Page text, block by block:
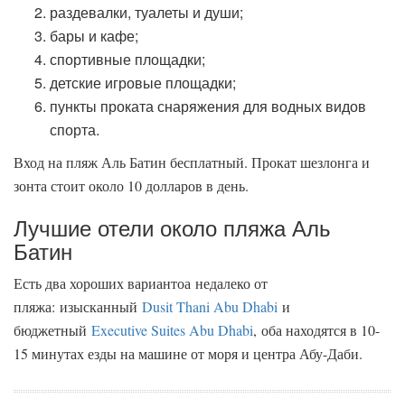
раздевалки, туалеты и души;
бары и кафе;
спортивные площадки;
детские игровые площадки;
пункты проката снаряжения для водных видов
спорта.
Вход на пляж Аль Батин бесплатный. Прокат шезлонга и
зонта стоит около 10 долларов в день.
Лучшие отели около пляжа Аль
Батин
Есть два хороших вариантоа недалеко от
пляжа: изысканный Dusit Thani Abu Dhabi и
бюджетный Executive Suites Abu Dhabi, оба находятся в 10-
15 минутах езды на машине от моря и центра Абу-Даби.